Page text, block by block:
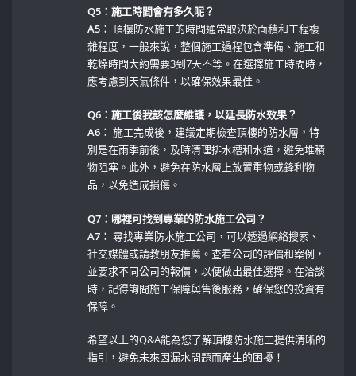
Q5：施工時間會有多久呢？
A5： 頂樓防水施工的時間通常取決於面積和工程複
雜程度，一般來說，整個施工過程包含準備、施工和
乾燥時間大約需要3到7天不等。在選擇施工時間時，
應考慮到天氣條件，以確保效果最佳。
Q6：施工後我該怎麼維護，以延長防水效果？
A6： 施工完成後，建議定期檢查頂樓的防水層，特
別是在雨季前後，及時清理排水槽和水道，避免堆積
物阻塞。此外，避免在防水層上放置重物或鋒利物
品，以免造成損傷。
Q7：哪裡可找到專業的防水施工公司？
A7： 尋找專業防水施工公司，可以透過網絡搜索、
社交媒體或請教朋友推薦。查看公司的評價和案例，
並要求不同公司的報價，以便做出最佳選擇。在洽談
時，記得詢問施工保障與售後服務，確保您的投資有
保障。
希望以上的Q&A能為您了解頂樓防水施工提供清晰的
指引，避免未來因漏水問題而產生的困擾！